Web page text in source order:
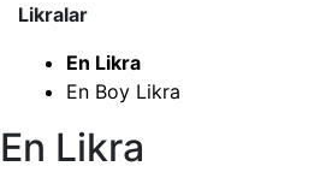
Likralar
En Likra
En Boy Likra
En Likra